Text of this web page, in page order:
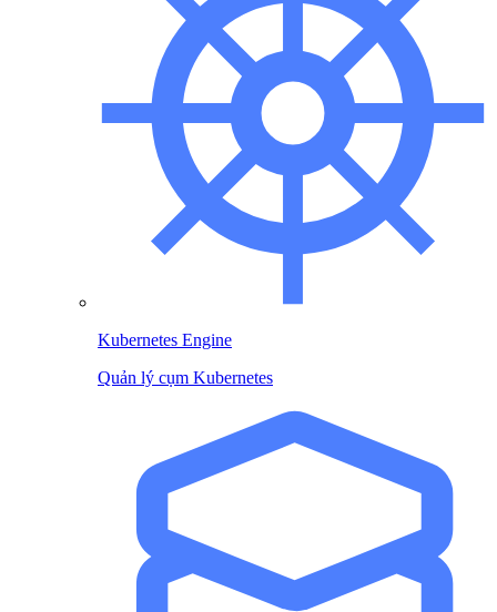
Kubernetes Engine
Quản lý cụm Kubernetes